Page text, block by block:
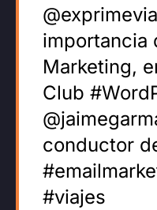
importancia
Marketing,
Club
conductor
#viajes